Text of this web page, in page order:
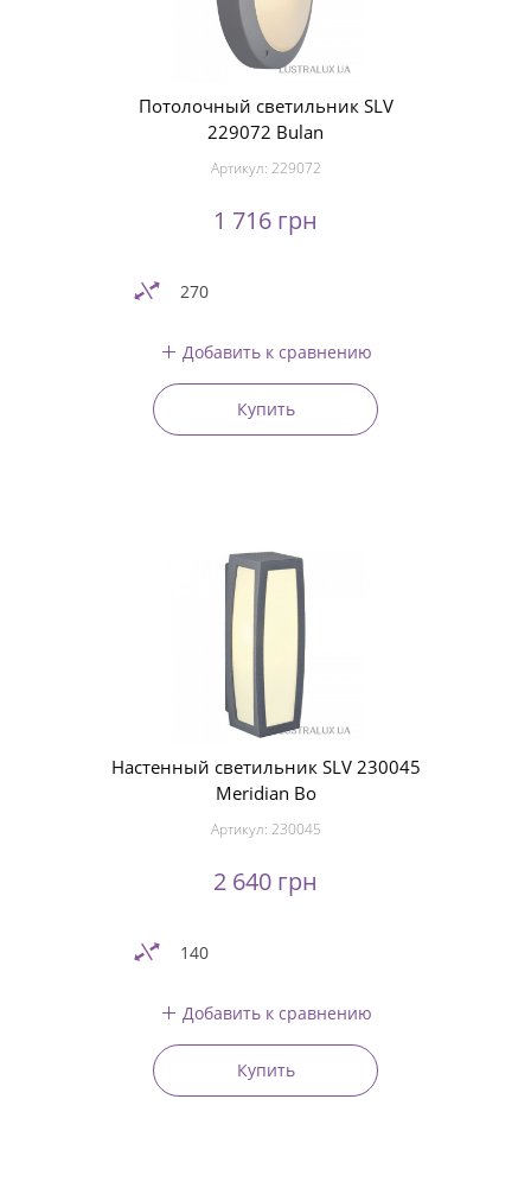
Потолочный светильник SLV
229072 Bulan
Артикул: 229072
1 716 грн
270
Добавить к сравнению
Купить
Настенный светильник SLV 230045
Meridian Bo
Артикул: 230045
2 640 грн
140
Добавить к сравнению
Купить